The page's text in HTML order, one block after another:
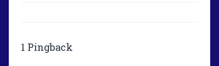
1 Pingback